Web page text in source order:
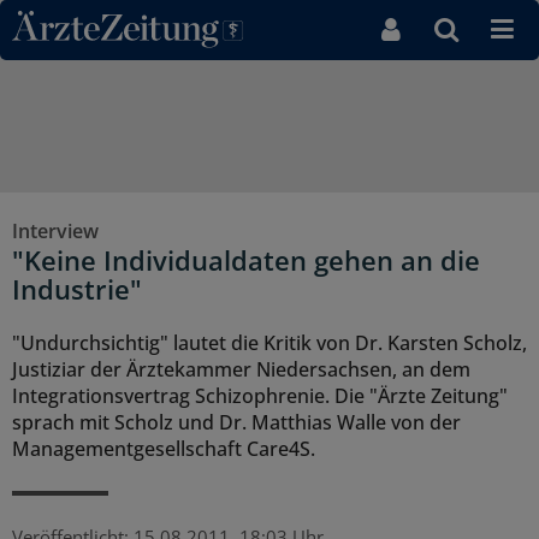
Direkt zum Inhaltsbereich
Interview
"Keine Individualdaten gehen an die
Industrie"
"Undurchsichtig" lautet die Kritik von Dr. Karsten Scholz,
Justiziar der Ärztekammer Niedersachsen, an dem
Integrationsvertrag Schizophrenie. Die "Ärzte Zeitung"
sprach mit Scholz und Dr. Matthias Walle von der
Managementgesellschaft Care4S.